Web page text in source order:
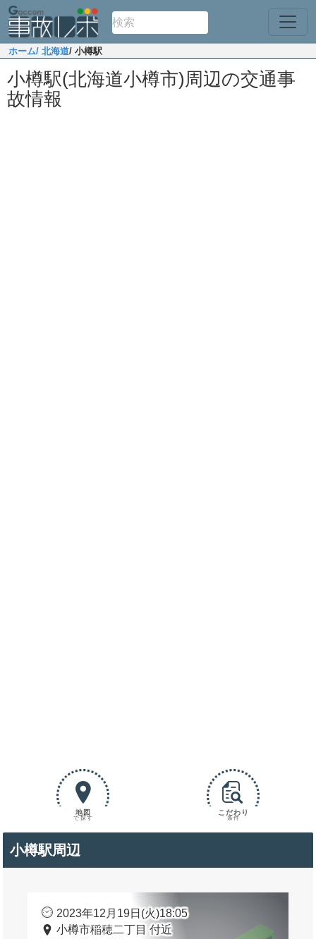
ホーム/ 北海道/ 小樽駅
小樽駅(北海道小樽市)周辺の交通事
故情報
地図
で探す
こだわり
条件
小樽駅周辺
2023年12月19日(火)18:05
小樽市稲穂二丁目 付近